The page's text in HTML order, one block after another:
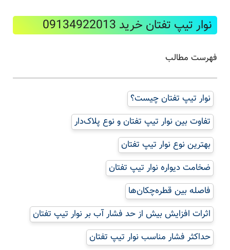
نوار تیپ تفتان خرید 09134922013
فهرست مطالب
نوار تیپ تفتان چیست؟
تفاوت بین نوار تیپ تفتان و نوع پلاک‌دار
بهترین نوع نوار تیپ تفتان
ضخامت دیواره نوار تیپ تفتان
فاصله بین قطره‌چکان‌ها
اثرات افزایش بیش از حد فشار آب بر نوار تیپ تفتان
حداکثر فشار مناسب نوار تیپ تفتان